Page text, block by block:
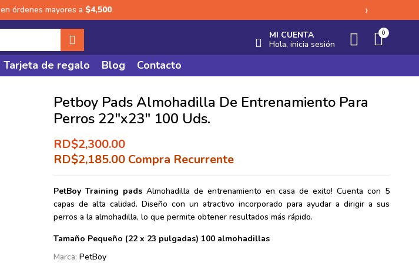
en órdenes mayores a $4,500 ›
MI CUENTA
Hola, inicia sesión
0
Tarjeta de regalo Blog Contacto
Petboy Pads Almohadilla De Entrenamiento Para
Perros 22″x23″ 100 Uds.
RD$2,300.00
RD$2,185.00 Compra Recurrente
PetBoy Training pads Almohadilla de entrenamiento en casa de exito! Cuenta con 5
capas de alta calidad. Diseño con un atractivo incorporado para ayudar a dirigir a sus
perros a la almohadilla, lo que permite obtener resultados más rápido.
Tamaño Pequeño (22 x 23 pulgadas) 100 almohadillas
Marca: PetBoy